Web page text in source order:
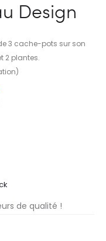
Design
3 cache-pots sur son
2 plantes.
de qualité !